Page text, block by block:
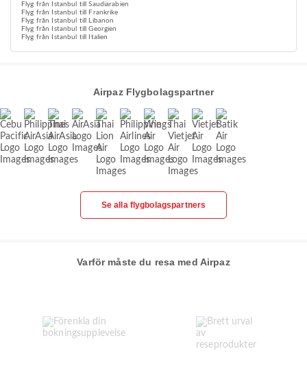
Flyg från Istanbul till Saudiarabien
Flyg från Istanbul till Frankrike
Flyg från Istanbul till Libanon
Flyg från Istanbul till Georgien
Flyg från Istanbul till Italien
Airpaz Flygbolagspartner
Se alla flygbolagspartners
Varför måste du resa med Airpaz